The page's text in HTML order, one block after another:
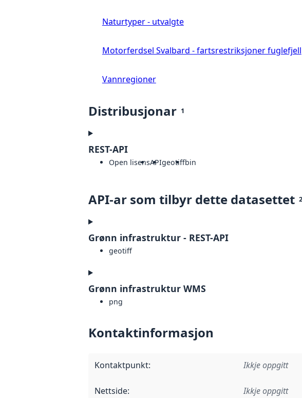
Naturtyper - utvalgte
Motorferdsel Svalbard - fartsrestriksjoner fuglefjell
Vannregioner
Distribusjonar 1
REST-API
Open lisensAPIgeotiffbin
API-ar som tilbyr dette datasettet 2
Grønn infrastruktur - REST-API
geotiff
Grønn infrastruktur WMS
png
Kontaktinformasjon
Kontaktpunkt: Ikkje oppgitt
Nettside: Ikkje oppgitt